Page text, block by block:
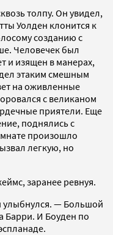
толпу. Он увидел,
Уолден клонится к
созданию с
Человечек был
и изящен в манерах,
этаким смешным
на оживленные
с великаном
приятели. Еще
поднялись с
произошло
легкую, но
заранее ревнуя.
— Большой
И Боуден по